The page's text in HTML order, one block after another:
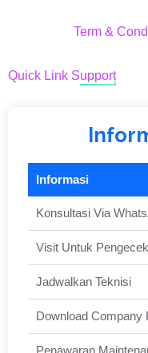
Term &
Quick Link Support
Informasi
Konsultasi Via
Visit Untuk
Jadwalkan Teknisi
Download Company
Penawaran